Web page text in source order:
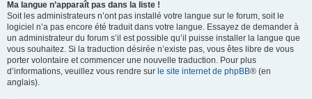
Ma langue n’apparaît pas dans la liste !
Soit les administrateurs n’ont pas installé votre langue sur le forum, soit le
logiciel n’a pas encore été traduit dans votre langue. Essayez de demander à
un administrateur du forum s’il est possible qu’il puisse installer la langue que
vous souhaitez. Si la traduction désirée n’existe pas, vous êtes libre de vous
porter volontaire et commencer une nouvelle traduction. Pour plus
d’informations, veuillez vous rendre sur le site internet de phpBB® (en
anglais).